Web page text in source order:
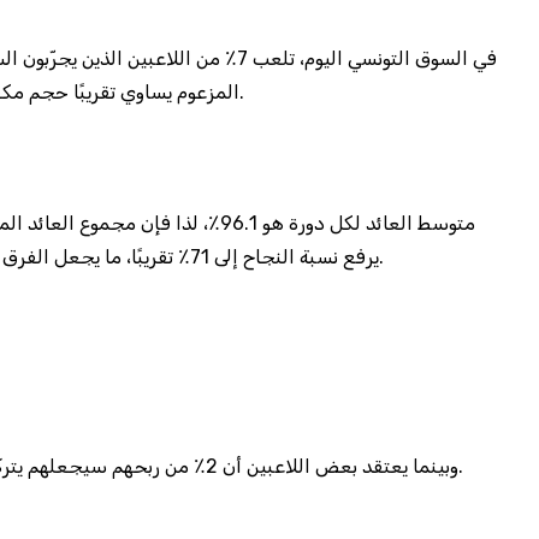
تفتح حسابك في Bet365 وتكتشف أنّ الحد الأدنى للسحب هو 20 يورو، تدرك سريعًا أن الفارق بين “VIP” الحقيقي و«VIP» المزعوم يساوي تقريبًا حجم مكعب سكر صغير.
للإيداع يبلغ 50 يورو. بالمقارنة، تقديم 50 يورو كإيداع أولي في 888casino يرفع نسبة النجاح إلى 71٪ تقريبًا، ما يجعل الفرق بين “مجانية” و“مجانية” واضحًا كالفرق بين سيجارة قديمة وسيتار.
وبينما يعتقد بعض اللاعبين أن 2٪ من ربحهم سيجعلهم يتركون العمل، فإن الواقع هو أن متوسط الراتب اليومي للموظف التونسي هو 2200 دينار، ما يعني أن 2٪ من ذلك لا يغطي حتى فنجان القهوة.